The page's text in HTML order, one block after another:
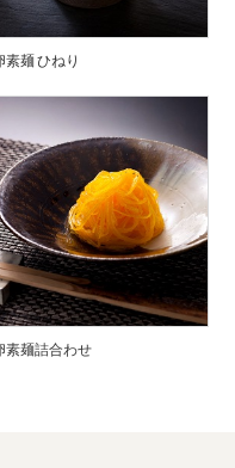
素麺 ひねり
素麺詰合わせ